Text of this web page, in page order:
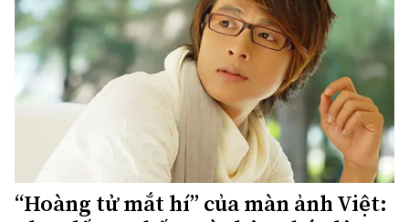
“Hoàng tử mắt hí” của màn ảnh Việt: